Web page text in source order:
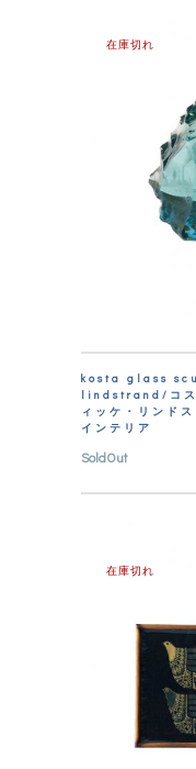
在庫切れ
kosta glass
lindstrand/コス
ィッケ・リンド
インテリア
SoldOut
在庫切れ